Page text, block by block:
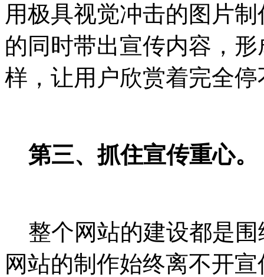
用极具视觉冲击的图片
的同时带出宣传内容，
样，让用户欣赏着完全
第三、抓住宣传重心。
整个网站的建设都是围
网站的制作始终离不开